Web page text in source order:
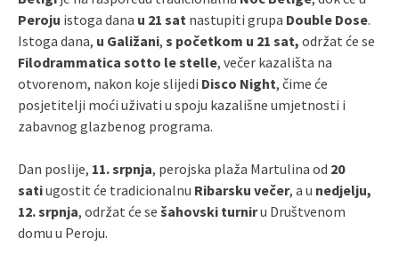
Peroju istoga dana u 21 sat nastupiti grupa Double Dose.
Istoga dana, u Galižani, s početkom u 21 sat, održat će se
Filodrammatica sotto le stelle, večer kazališta na
otvorenom, nakon koje slijedi Disco Night, čime će
posjetitelji moći uživati u spoju kazališne umjetnosti i
zabavnog glazbenog programa.
Dan poslije, 11. srpnja, perojska plaža Martulina od 20
satiugostit će tradicionalnu Ribarsku večer, a u nedjelju,
12. srpnja, održat će se šahovski turniru Društvenom
domu u Peroju.